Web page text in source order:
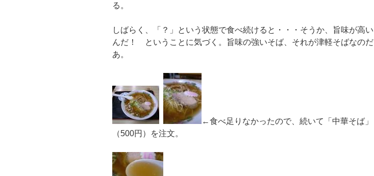
る。
しばらく、「？」という状態で食べ続けると・・・そうか、旨味が高い
んだ！ ということに気づく。旨味の強いそば、それが津軽そばなのだ
あ。
←食べ足りなかったので、続いて「中華そば」
（500円）を注文。